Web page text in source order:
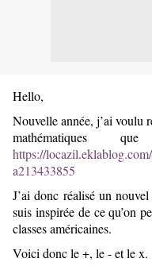
Hello,
Nouvelle année, j’ai voulu
https://
a213433855
J’ai donc réalisé un
suis inspirée de ce qu’on
classes américaines.
Voici donc le +, le - et le x.